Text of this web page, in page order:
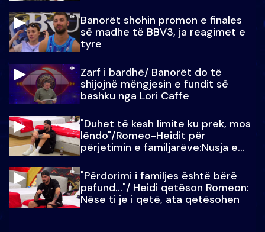
Banorët shohin promon e finales
së madhe të BBV3, ja reagimet e
tyre
Zarf i bardhë/ Banorët do të
shijojnë mëngjesin e fundit së
bashku nga Lori Caffe
"Duhet të kesh limite ku prek, mos
lëndo"/Romeo-Heidit për
përjetimin e familjarëve:Nusja e
"Përdorimi i familjes është bërë
pafund…"/ Heidi qetëson Romeon:
Nëse ti je i qetë, ata qetësohen